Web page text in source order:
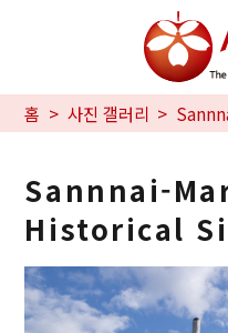
홈 사진 갤러리
Sannnai-
Historical